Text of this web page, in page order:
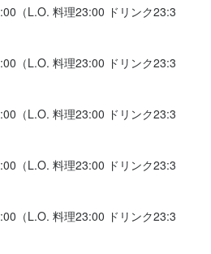
（L.O. 料理23:00 ドリンク23:3
（L.O. 料理23:00 ドリンク23:3
（L.O. 料理23:00 ドリンク23:3
（L.O. 料理23:00 ドリンク23:3
（L.O. 料理23:00 ドリンク23:3
備 制服貸与
研修制度あり
(徒歩5分以内) 応募者全員と面接 面接1回
＊～＊～＊～＊～